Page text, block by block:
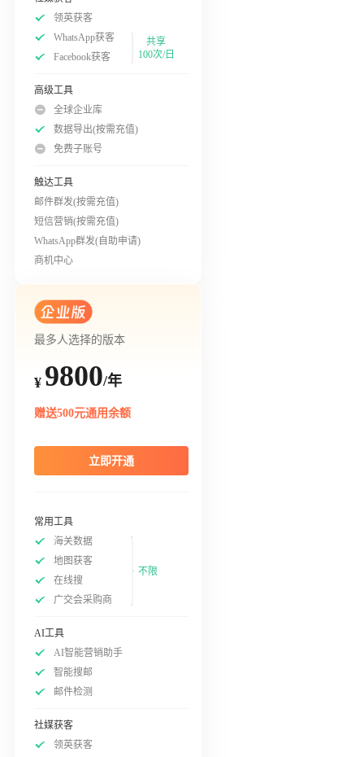
领英获客
WhatsApp获客
Facebook获客
共享
100次/日
高级工具
全球企业库
数据导出(按需充值)
免费子账号
触达工具
邮件群发(按需充值)
短信营销(按需充值)
WhatsApp群发(自助申请)
商机中心
最多人选择的版本
¥ 9800/年
赠送500元通用余额
立即开通
常用工具
海关数据
地图获客
在线搜
广交会采购商
不限
AI工具
AI智能营销助手
智能搜邮
邮件检测
社媒获客
领英获客